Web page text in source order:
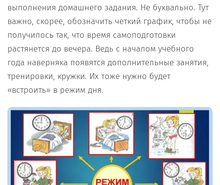
выполнения домашнего задания. Не буквально. Тут
важно, скорее, обозначить четкий график, чтобы не
получилось так, что время самоподготовки
растянется до вечера. Ведь с началом учебного
года наверняка появятся дополнительные занятия,
тренировки, кружки. Их тоже нужно будет
«встроить» в режим дня.